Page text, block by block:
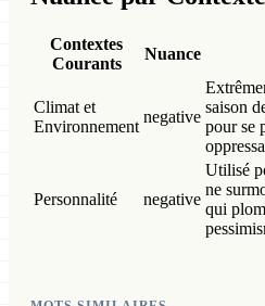
Contextes
Courants
Nuance
Climat et
Environnement
negative
saison
pour se
Personnalité negative
Utilisé
ne
qui